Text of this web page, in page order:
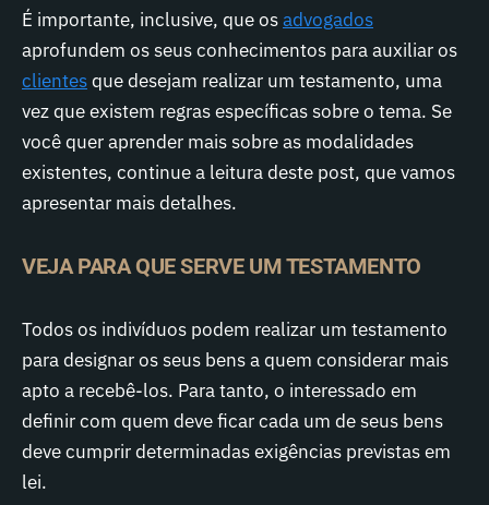
É importante, inclusive, que osadvogados
aprofundem os seus conhecimentos para auxiliar os
clientesque desejam realizar um testamento, uma
vez que existem regras específicas sobre o tema. Se
você quer aprender mais sobre as modalidades
existentes, continue a leitura deste post, que vamos
apresentar mais detalhes.
VEJA PARA QUE SERVE UM TESTAMENTO
Todos os indivíduos podem realizar um testamento
para designar os seus bens a quem considerar mais
apto a recebê-los. Para tanto, o interessado em
definir com quem deve ficar cada um de seus bens
deve cumprir determinadas exigências previstas em
lei.